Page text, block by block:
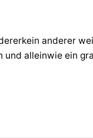
anderer
und alleinwie ein